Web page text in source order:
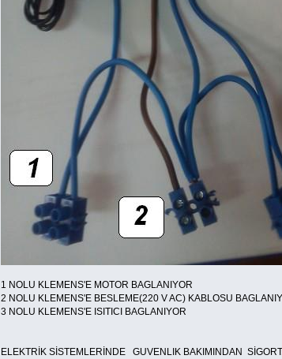
1 NOLU KLEMENS'E MOTOR BAGLANIYOR
2 NOLU KLEMENS'E BESLEME(220 V AC) KABLOSU
3 NOLU KLEMENS'E ISITICI BAGLANIYOR
ELEKTRİK SİSTEMLERİNDE GUVENLIK BAKIMINDAN